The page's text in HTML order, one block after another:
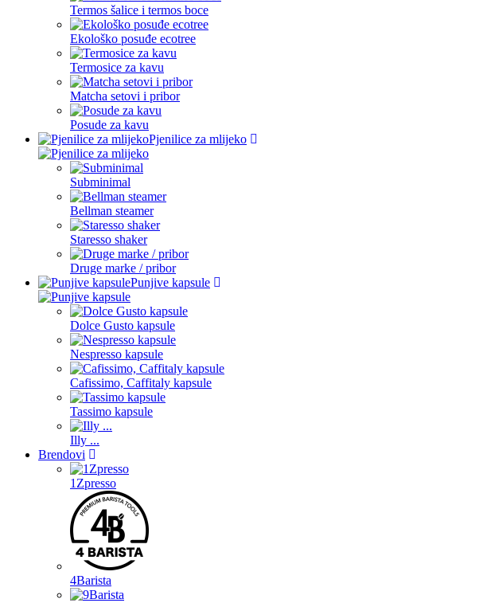
Termos šalice i termos boce
Ekološko posuđe ecotree
Termosice za kavu
Matcha setovi i pribor
Posude za kavu
Pjenilice za mlijeko
Subminimal
Bellman steamer
Staresso shaker
Druge marke / pribor
Punjive kapsule
Dolce Gusto kapsule
Nespresso kapsule
Cafissimo, Caffitaly kapsule
Tassimo kapsule
Illy ...
Brendovi
1Zpresso
4Barista